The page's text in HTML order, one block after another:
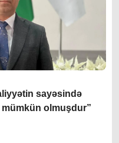
sayəsində
mümkün olmuşdur”